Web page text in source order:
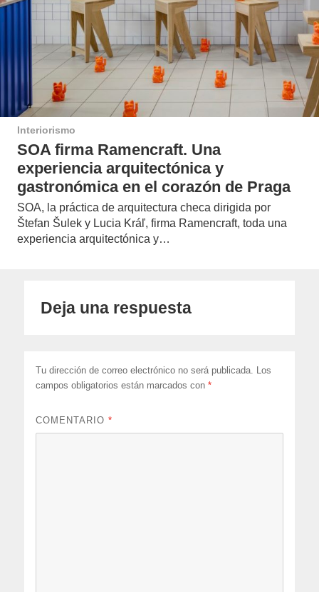
Interiorismo
SOA firma Ramencraft. Una
experiencia arquitectónica y
gastronómica en el corazón de Praga
SOA, la práctica de arquitectura checa dirigida por
Štefan Šulek y Lucia Kráľ, firma Ramencraft, toda una
experiencia arquitectónica y…
Deja una respuesta
Tu dirección de correo electrónico no será publicada. Los
campos obligatorios están marcados con*
COMENTARIO*